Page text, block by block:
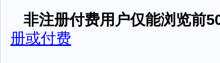
非注册付费用户仅能浏览前
册或付费